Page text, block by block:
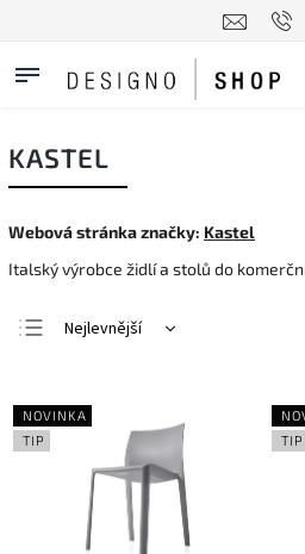
KASTEL
Webová stránka značky: Kastel
Italský výrobce židlí a stolů do
Nejlevnější
Nejprodávanější
Abecedně
NOVINKA
TIP
TIP